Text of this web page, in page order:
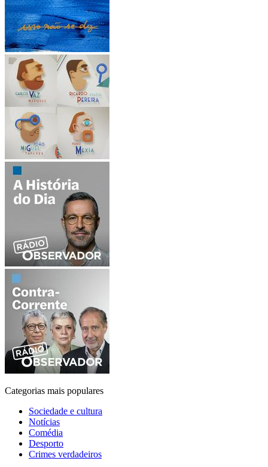
Categorias mais populares
Sociedade e cultura
Notícias
Comédia
Desporto
Crimes verdadeiros